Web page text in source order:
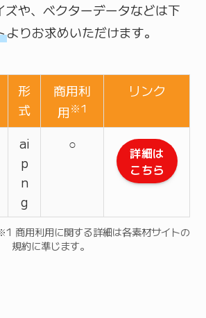
や、ベクターデータなどは下
よりお求めいただけます。
形
式
商用利
用※1
リンク
ai
p
n
g
○
詳細は
こちら
商用利用に関する詳細は各素材サイトの
規約に準じます。